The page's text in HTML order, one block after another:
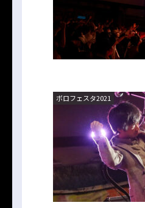
ボロフェスタ2021